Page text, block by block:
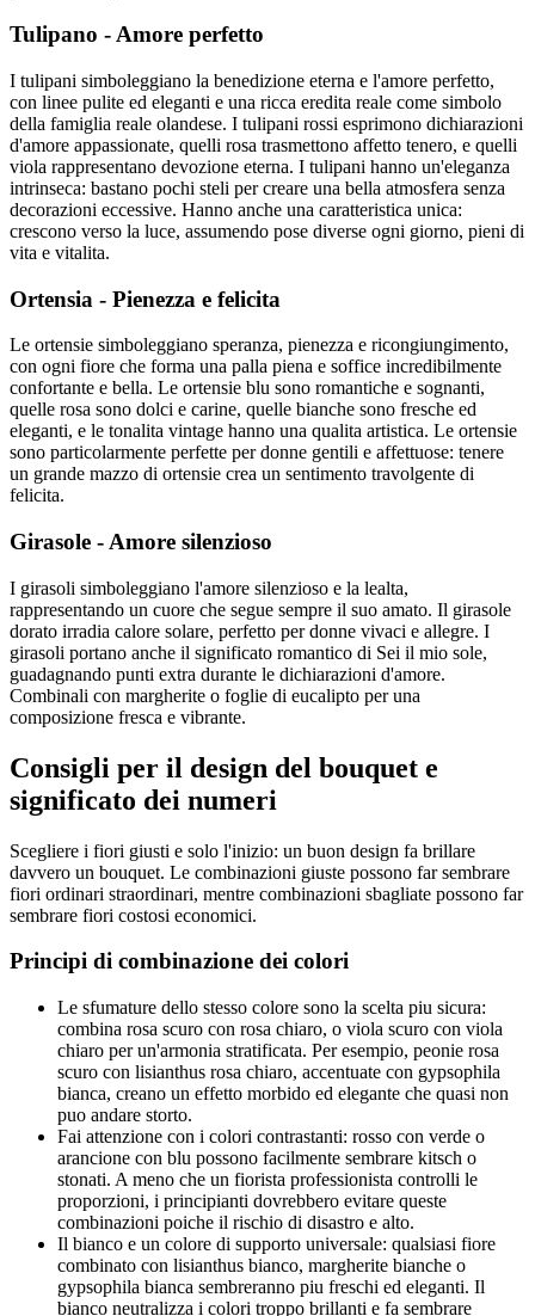
Tulipano - Amore perfetto
I tulipani simboleggiano la benedizione eterna e l'amore perfetto,
con linee pulite ed eleganti e una ricca eredita reale come simbolo
della famiglia reale olandese. I tulipani rossi esprimono dichiarazioni
d'amore appassionate, quelli rosa trasmettono affetto tenero, e quelli
viola rappresentano devozione eterna. I tulipani hanno un'eleganza
intrinseca: bastano pochi steli per creare una bella atmosfera senza
decorazioni eccessive. Hanno anche una caratteristica unica:
crescono verso la luce, assumendo pose diverse ogni giorno, pieni di
vita e vitalita.
Ortensia - Pienezza e felicita
Le ortensie simboleggiano speranza, pienezza e ricongiungimento,
con ogni fiore che forma una palla piena e soffice incredibilmente
confortante e bella. Le ortensie blu sono romantiche e sognanti,
quelle rosa sono dolci e carine, quelle bianche sono fresche ed
eleganti, e le tonalita vintage hanno una qualita artistica. Le ortensie
sono particolarmente perfette per donne gentili e affettuose: tenere
un grande mazzo di ortensie crea un sentimento travolgente di
felicita.
Girasole - Amore silenzioso
I girasoli simboleggiano l'amore silenzioso e la lealta,
rappresentando un cuore che segue sempre il suo amato. Il girasole
dorato irradia calore solare, perfetto per donne vivaci e allegre. I
girasoli portano anche il significato romantico di Sei il mio sole,
guadagnando punti extra durante le dichiarazioni d'amore.
Combinali con margherite o foglie di eucalipto per una
composizione fresca e vibrante.
Consigli per il design del bouquet e
significato dei numeri
Scegliere i fiori giusti e solo l'inizio: un buon design fa brillare
davvero un bouquet. Le combinazioni giuste possono far sembrare
fiori ordinari straordinari, mentre combinazioni sbagliate possono far
sembrare fiori costosi economici.
Principi di combinazione dei colori
Le sfumature dello stesso colore sono la scelta piu sicura:
combina rosa scuro con rosa chiaro, o viola scuro con viola
chiaro per un'armonia stratificata. Per esempio, peonie rosa
scuro con lisianthus rosa chiaro, accentuate con gypsophila
bianca, creano un effetto morbido ed elegante che quasi non
puo andare storto.
Fai attenzione con i colori contrastanti: rosso con verde o
arancione con blu possono facilmente sembrare kitsch o
stonati. A meno che un fiorista professionista controlli le
proporzioni, i principianti dovrebbero evitare queste
combinazioni poiche il rischio di disastro e alto.
Il bianco e un colore di supporto universale: qualsiasi fiore
combinato con lisianthus bianco, margherite bianche o
gypsophila bianca sembreranno piu freschi ed eleganti. Il
bianco neutralizza i colori troppo brillanti e fa sembrare